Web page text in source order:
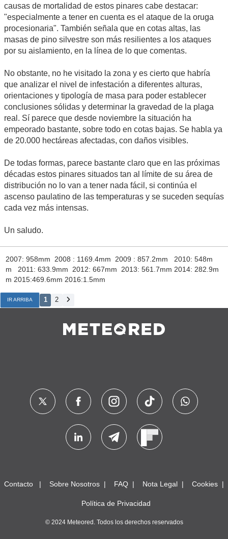
causas de mortalidad de estos pinares cabe destacar:
"especialmente a tener en cuenta es el ataque de la oruga
procesionaria". También señala que en cotas altas, las
masas de pino silvestre son más resilientes a los ataques
por su aislamiento, en la línea de lo que comentas.
No obstante, no he visitado la zona y es cierto que habría
que analizar el nivel de infestación a diferentes alturas,
orientaciones y tipología de masa para poder establecer
conclusiones sólidas y determinar la gravedad de la plaga
real. Sí parece que desde noviembre la situación ha
empeorado bastante, sobre todo en cotas bajas. Se habla ya
de 20.000 hectáreas afectadas, con daños visibles.
De todas formas, parece bastante claro que en las próximas
décadas estos pinares situados tan al límite de su área de
distribución no lo van a tener nada fácil, si continúa el
ascenso paulatino de las temperaturas y se suceden sequías
cada vez más intensas.
Un saludo.
2007: 958mm 2008 : 1169.4mm 2009 : 857.2mm 2010: 548m
m 2011: 633.9mm 2012: 667mm 2013: 561.7mm 2014: 282.9m
m 2015:469.6mm 2016:1.5mm
IR ARRIBA 1 2
Contacto Sobre Nosotros FAQ Nota Legal Cookies
Política de Privacidad
© 2024 Meteored. Todos los derechos reservados